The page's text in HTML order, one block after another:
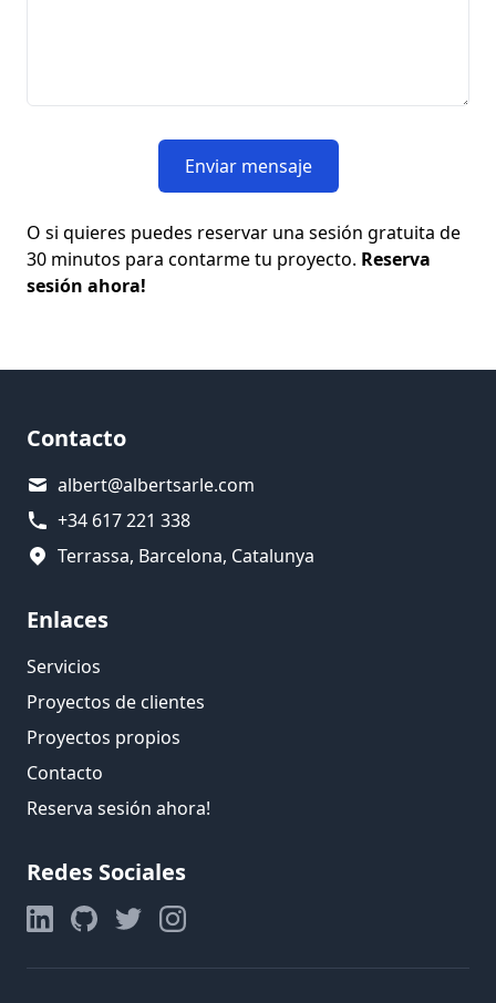
Enviar mensaje
O si quieres puedes reservar una sesión gratuita de
30 minutos para contarme tu proyecto. Reserva
sesión ahora!
Contacto
albert@albertsarle.com
+34 617 221 338
Terrassa, Barcelona, Catalunya
Enlaces
Servicios
Proyectos de clientes
Proyectos propios
Contacto
Reserva sesión ahora!
Redes Sociales